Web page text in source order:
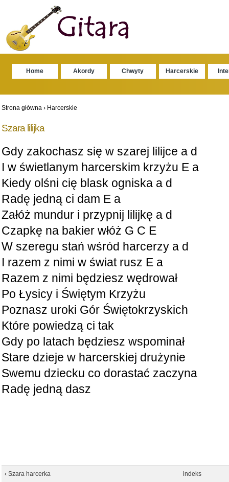
Home Akordy Chwyty Harcerskie
Strona główna› Harcerskie
Szara lilijka
Gdy zakochasz się w szarej lilijce a d
I w świetlanym harcerskim krzyżu E a
Kiedy olśni cię blask ogniska a d
Radę jedną ci dam E a
Załóż mundur i przypnij lilijkę a d
Czapkę na bakier włóż G C E
W szeregu stań wśród harcerzy a d
I razem z nimi w świat rusz E a
Razem z nimi będziesz wędrował
Po Łysicy i Świętym Krzyżu
Poznasz uroki Gór Świętokrzyskich
Które powiedzą ci tak
Gdy po latach będziesz wspominał
Stare dzieje w harcerskiej drużynie
Swemu dziecku co dorastać zaczyna
Radę jedną dasz
‹ Szara harcerka indeks